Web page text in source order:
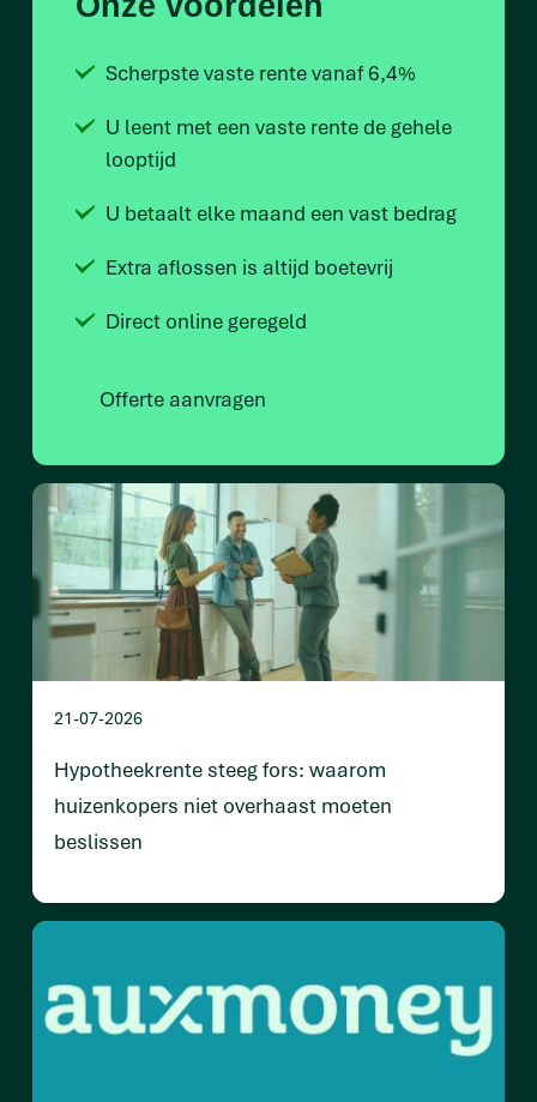
Scherpste vaste rente vanaf 6,4%
U leent met een vaste rente de gehele
looptijd
U betaalt elke maand een vast bedrag
Extra aflossen is altijd boetevrij
Direct online geregeld
Offerte aanvragen
21-07-2026
Hypotheekrente steeg fors: waarom
huizenkopers niet overhaast moeten
beslissen